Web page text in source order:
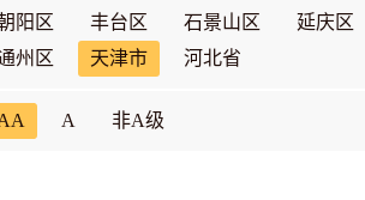
阳区 丰台区 石景山区 延庆区
州区 天津市 河北省
A 非A级